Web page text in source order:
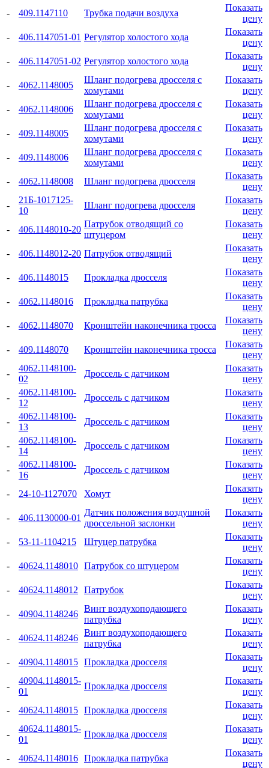
-
409.1147110 Трубка подачи воздуха
Показать
цену
-
406.1147051-01 Регулятор холостого хода
Показать
цену
-
406.1147051-02 Регулятор холостого хода
Показать
цену
-
4062.1148005
Шланг подогрева дросселя с
хомутами
Показать
цену
-
4062.1148006
Шланг подогрева дросселя с
хомутами
Показать
цену
-
409.1148005
Шланг подогрева дросселя с
хомутами
Показать
цену
-
409.1148006
Шланг подогрева дросселя с
хомутами
Показать
цену
-
4062.1148008 Шланг подогрева дросселя
Показать
цену
-
21Б-1017125-
10
Шланг подогрева дросселя
Показать
цену
-
406.1148010-20
Патрубок отводящий со
штуцером
Показать
цену
-
406.1148012-20 Патрубок отводящий
Показать
цену
-
406.1148015 Прокладка дросселя
Показать
цену
-
4062.1148016 Прокладка патрубка
Показать
цену
-
4062.1148070 Кронштейн наконечника тросса
Показать
цену
-
409.1148070 Кронштейн наконечника тросса
Показать
цену
-
4062.1148100-
02
Дроссель с датчиком
Показать
цену
-
4062.1148100-
12
Дроссель с датчиком
Показать
цену
-
4062.1148100-
13
Дроссель с датчиком
Показать
цену
-
4062.1148100-
14
Дроссель с датчиком
Показать
цену
-
4062.1148100-
16
Дроссель с датчиком
Показать
цену
-
24-10-1127070 Хомут
Показать
цену
-
406.1130000-01
Датчик положения воздушной
дроссельной заслонки
Показать
цену
-
53-11-1104215 Штуцер патрубка
Показать
цену
-
40624.1148010 Патрубок со штуцером
Показать
цену
-
40624.1148012 Патрубок
Показать
цену
-
40904.1148246
Винт воздухоподающего
патрубка
Показать
цену
-
40624.1148246
Винт воздухоподающего
патрубка
Показать
цену
-
40904.1148015 Прокладка дросселя
Показать
цену
-
40904.1148015-
01
Прокладка дросселя
Показать
цену
-
40624.1148015 Прокладка дросселя
Показать
цену
-
40624.1148015-
01
Прокладка дросселя
Показать
цену
-
40624.1148016 Прокладка патрубка
Показать
цену